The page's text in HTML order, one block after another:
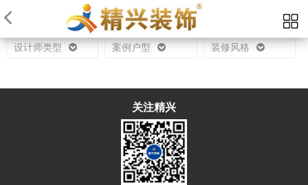
当前位置： 首页 设计师
设计师类型 案例户型 装修风格
关注精兴